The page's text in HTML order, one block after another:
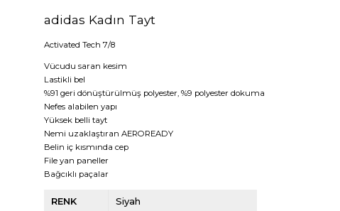
adidas Kadın Tayt
Activated Tech 7/8
Vücudu saran kesim
Lastikli bel
%91 geri dönüştürülmüş polyester, %9 polyester dokuma
Nefes alabilen yapı
Yüksek belli tayt
Nemi uzaklaştıran AEROREADY
Belin iç kısmında cep
File yan paneller
Bağcıklı paçalar
RENK Siyah